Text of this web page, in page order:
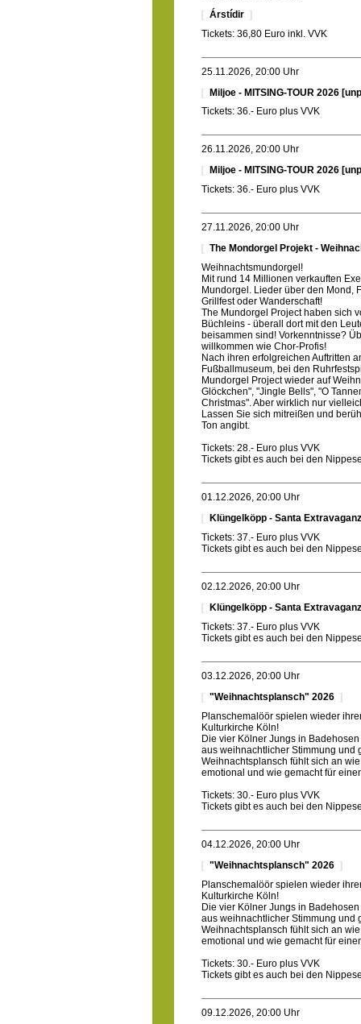
Árstídir
Tickets: 36,80 Euro inkl. VVK
25.11.2026, 20:00 Uhr
Miljoe - MITSING-TOUR 2026
Tickets: 36.- Euro plus VVK
26.11.2026, 20:00 Uhr
Miljoe - MITSING-TOUR 2026
Tickets: 36.- Euro plus VVK
27.11.2026, 20:00 Uhr
The Mondorgel Projekt -
Weihnachtsmundorgel!
Mit rund 14 Millionen verkauften
Mundorgel. Lieder über den Mond,
Grillfest oder Wanderschaft!
The Mundorgel Project haben sich
Büchleins - überall dort mit den
beisammen sind! Vorkenntnisse?
willkommen wie Chor-Profis!
Nach ihren erfolgreichen Auftritten
Fußballmuseum, bei den
Mundorgel Project wieder auf
Glöckchen", "Jingle Bells", "O
Christmas". Aber wirklich nur
Lassen Sie sich mitreißen und
Ton angibt.
Tickets: 28.- Euro plus VVK
Tickets gibt es auch bei den
01.12.2026, 20:00 Uhr
Klüngelköpp - Santa
Tickets: 37.- Euro plus VVK
Tickets gibt es auch bei den
02.12.2026, 20:00 Uhr
Klüngelköpp - Santa
Tickets: 37.- Euro plus VVK
Tickets gibt es auch bei den
03.12.2026, 20:00 Uhr
"Weihnachtsplansch" 2026
Planschemalöör spielen wieder
Kulturkirche Köln!
Die vier Kölner Jungs in
aus weihnachtlicher Stimmung und
Weihnachtsplansch fühlt sich an
emotional und wie gemacht für
Tickets: 30.- Euro plus VVK
Tickets gibt es auch bei den
04.12.2026, 20:00 Uhr
"Weihnachtsplansch" 2026
Planschemalöör spielen wieder
Kulturkirche Köln!
Die vier Kölner Jungs in
aus weihnachtlicher Stimmung und
Weihnachtsplansch fühlt sich an
emotional und wie gemacht für
Tickets: 30.- Euro plus VVK
Tickets gibt es auch bei den
09.12.2026, 20:00 Uhr